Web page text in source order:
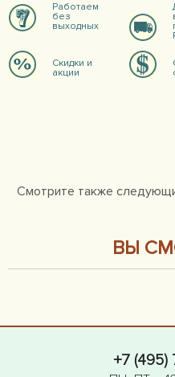
Работаем
без
выходных
Скидки и
акции
Смотрите также
ВЫ
+7